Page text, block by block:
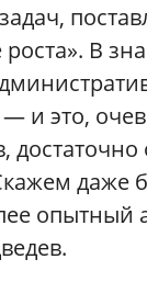
В
и это,
даже
опытный